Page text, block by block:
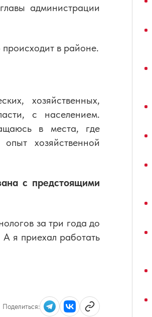
администрации
в районе.
хозяйственных,
с населением.
в места, где
хозяйственной
с предстоящими
за три года до
я приехал работать
Поделиться: